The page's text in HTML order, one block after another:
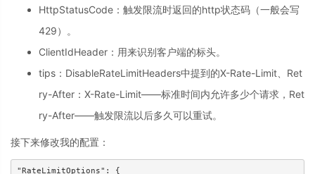
HttpStatusCode：触发限流时返回的http状态码（一般会写
429）。
ClientIdHeader：用来识别客户端的标头。
tips：DisableRateLimitHeaders中提到的X-Rate-Limit、Ret
ry-After：X-Rate-Limit——标准时间内允许多少个请求，Ret
ry-After——触发限流以后多久可以重试。
接下来修改我的配置：
"RateLimitOptions": {